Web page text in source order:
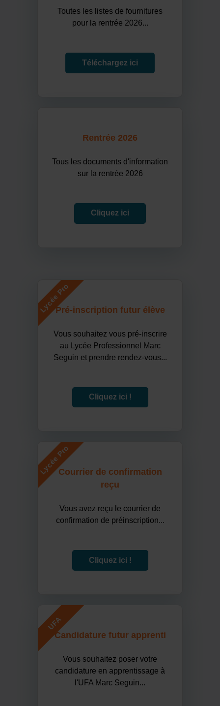
Toutes les listes de fournitures
pour la rentrée 2026...
Téléchargez ici
Rentrée 2026
Tous les documents d'information
sur la rentrée 2026
Cliquez ici
Lycée ProPré-inscription futur élève
Vous souhaitez vous pré-inscrire
au Lycée Professionnel Marc
Seguin et prendre rendez-vous...
Cliquez ici !
Lycée ProCourrier de confirmation
reçu
Vous avez reçu le courrier de
confirmation de préinscription...
Cliquez ici !
UFA
Candidature futur apprenti
Vous souhaitez poser votre
candidature en apprentissage à
l'UFA Marc Seguin...